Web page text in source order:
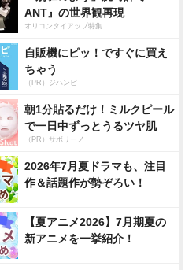
ANT』の世界観再現
オリコンタイアップ特集
自販機にピッ！ですぐに買え
ちゃう
（PR）ジハンピ
朝1分貼るだけ！ミルクピール
で一日中ずっとうるツヤ肌
（PR）サボリーノ
2026年7月夏ドラマも、注目
作＆話題作が勢ぞろい！
【夏アニメ2026】7月期夏の
新アニメを一挙紹介！